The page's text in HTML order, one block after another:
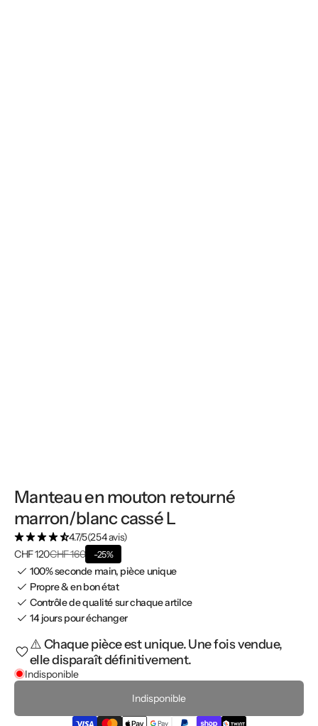
Manteau en mouton retourné
marron/blanc cassé L
4.7/5(254 avis)
CHF 120CHF 160 -25%
100% seconde main, pièce unique
Propre & en bon état
Contrôle de qualité sur chaque artilce
14 jours pour échanger
⚠️ Chaque pièce est unique. Une fois vendue,
elle disparaît définitivement.
Indisponible
Indisponible